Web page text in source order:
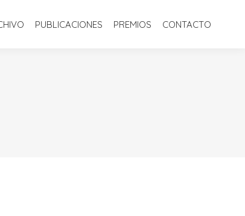
PUBLICACIONES PREMIOS CONTACTO
Y ARCHIVO PUBLICACIONES PREMIOS